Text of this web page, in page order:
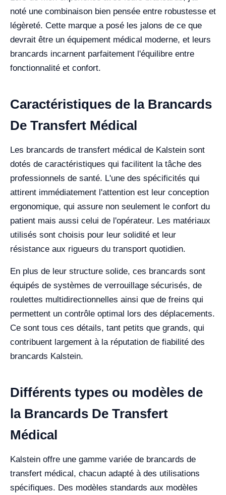
noté une combinaison bien pensée entre robustesse et
légèreté. Cette marque a posé les jalons de ce que
devrait être un équipement médical moderne, et leurs
brancards incarnent parfaitement l'équilibre entre
fonctionnalité et confort.
Caractéristiques de la Brancards
De Transfert Médical
Les brancards de transfert médical de Kalstein sont
dotés de caractéristiques qui facilitent la tâche des
professionnels de santé. L'une des spécificités qui
attirent immédiatement l'attention est leur conception
ergonomique, qui assure non seulement le confort du
patient mais aussi celui de l'opérateur. Les matériaux
utilisés sont choisis pour leur solidité et leur
résistance aux rigueurs du transport quotidien.
En plus de leur structure solide, ces brancards sont
équipés de systèmes de verrouillage sécurisés, de
roulettes multidirectionnelles ainsi que de freins qui
permettent un contrôle optimal lors des déplacements.
Ce sont tous ces détails, tant petits que grands, qui
contribuent largement à la réputation de fiabilité des
brancards Kalstein.
Différents types ou modèles de
la Brancards De Transfert
Médical
Kalstein offre une gamme variée de brancards de
transfert médical, chacun adapté à des utilisations
spécifiques. Des modèles standards aux modèles